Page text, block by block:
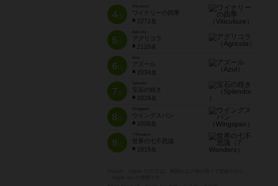
4位
Viticulture
ワイナリーの四季
2272名
5位
Agricola
アグリコラ
2120名
6位
Azul
アズール
2034名
7位
宝石の煌き
2028名
8位
Wingspan
ウイングスパン
2006名
9位
7 Wonders
世界の七不思議
1919名